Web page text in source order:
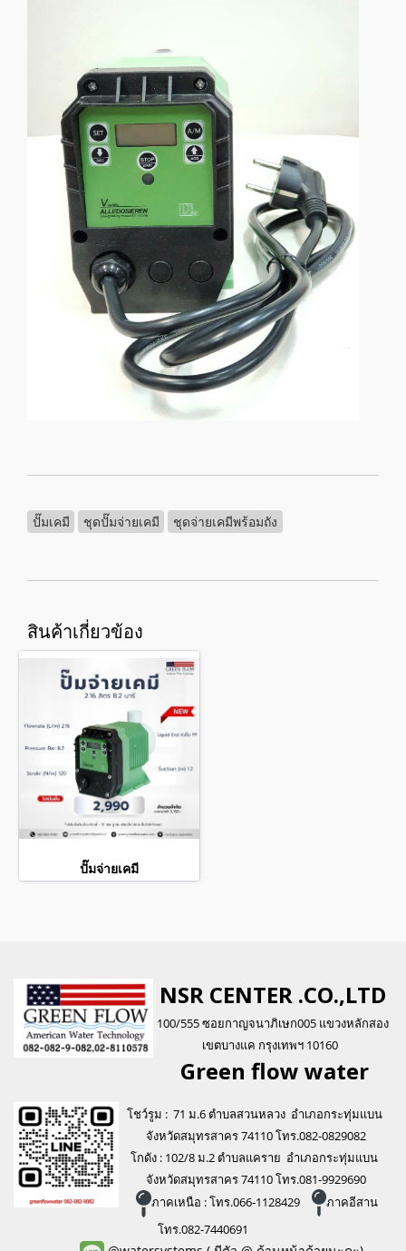
ปั๊มเคมี ชุดปั๊มจ่ายเคมี ชุดจ่ายเคมีพร้อมถัง
สินค้าเกี่ยวข้อง
ปั๊มจ่ายเคมี
NSR CENTER .CO.,LTD
100/555 ซอยกาญจนาภิเษก005 แขวงหลักสอง
เขตบางแค กรุงเทพฯ 10160
Green flow water
โชว์รูม : 71 ม.6 ตำบลสวนหลวง อำเภอกระทุ่มแบน
จังหวัดสมุทรสาคร 74110 โทร.082-0829082
โกดัง : 102/8 ม.2 ตำบลแคราย อำเภอกระทุ่มแบน
จังหวัดสมุทรสาคร 74110 โทร.081-9929690
ภาคเหนือ : โทร.066-1128429
ภาคอีสาน
โทร.082-7440691